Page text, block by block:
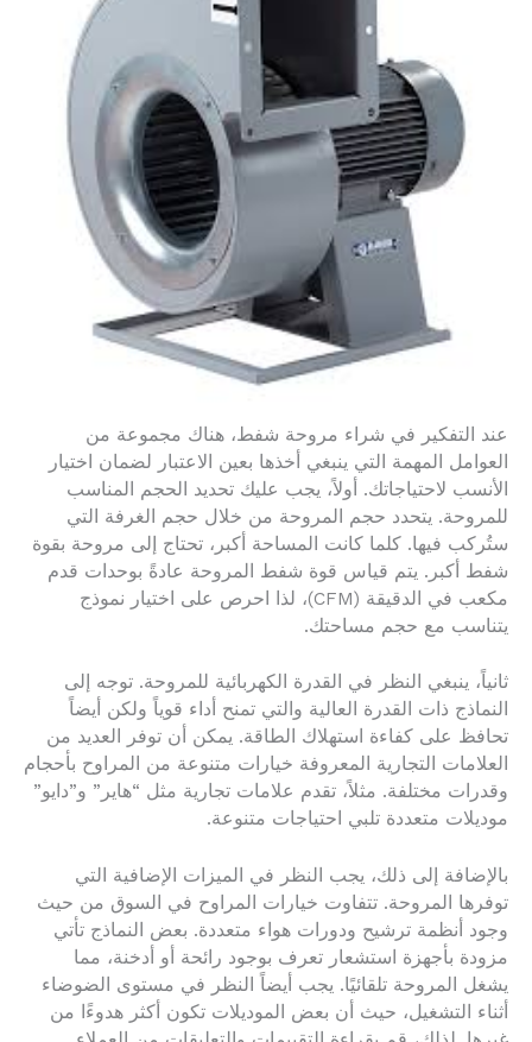
عند التفكير في شراء مروحة شفط، هناك مجموعة من
العوامل المهمة التي ينبغي أخذها بعين الاعتبار لضمان اختيار
الأنسب لاحتياجاتك. أولاً، يجب عليك تحديد الحجم المناسب
للمروحة. يتحدد حجم المروحة من خلال حجم الغرفة التي
ستُركب فيها. كلما كانت المساحة أكبر، تحتاج إلى مروحة بقوة
شفط أكبر. يتم قياس قوة شفط المروحة عادةً بوحدات قدم
مكعب في الدقيقة (CFM)، لذا احرص على اختيار نموذج
يتناسب مع حجم مساحتك.
ثانياً، ينبغي النظر في القدرة الكهربائية للمروحة. توجه إلى
النماذج ذات القدرة العالية والتي تمنح أداء قوياً ولكن أيضاً
تحافظ على كفاءة استهلاك الطاقة. يمكن أن توفر العديد من
العلامات التجارية المعروفة خيارات متنوعة من المراوح بأحجام
وقدرات مختلفة. مثلاً، تقدم علامات تجارية مثل “هاير” و”دايو”
موديلات متعددة تلبي احتياجات متنوعة.
بالإضافة إلى ذلك، يجب النظر في الميزات الإضافية التي
توفرها المروحة. تتفاوت خيارات المراوح في السوق من حيث
وجود أنظمة ترشيح ودورات هواء متعددة. بعض النماذج تأتي
مزودة بأجهزة استشعار تعرف بوجود رائحة أو أدخنة، مما
يشغل المروحة تلقائيًا. يجب أيضاً النظر في مستوى الضوضاء
أثناء التشغيل، حيث أن بعض الموديلات تكون أكثر هدوءًا من